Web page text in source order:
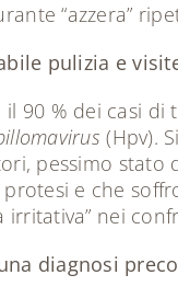
“azzera”
pulizia e
90 % dei casi
(Hpv).
pessimo
e che
irritativa” nei
diagnosi